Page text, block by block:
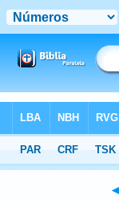
>Números Capítulo 6 > Verso 21